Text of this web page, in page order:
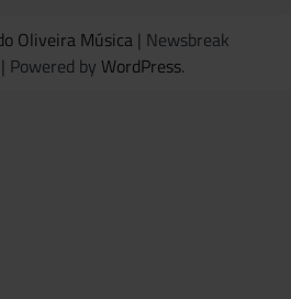
Oliveira Música | Newsbreak
| Powered by WordPress.